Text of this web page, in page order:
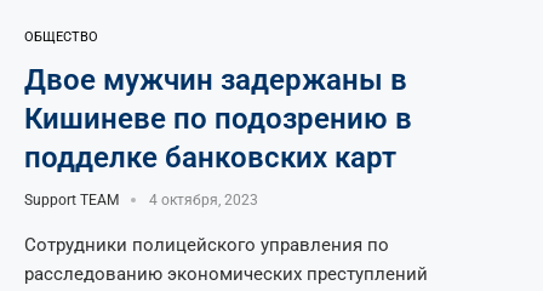
ОБЩЕСТВО
Двое мужчин задержаны в
Кишиневе по подозрению в
подделке банковских карт
Support TEAM 4 октября, 2023
Сотрудники полицейского управления по
расследованию экономических преступлений